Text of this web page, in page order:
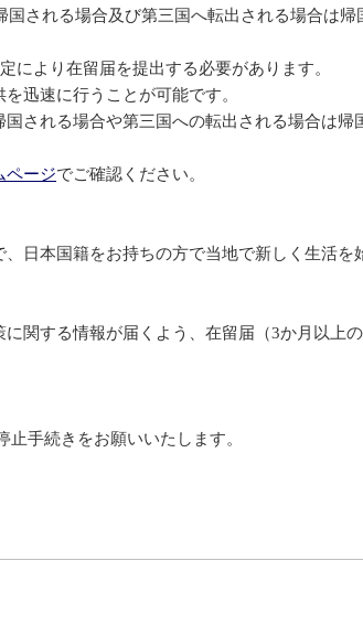
される場合及び第三国へ転出される場合は帰
より在留届を提出する必要があります。
迅速に行うことが可能です。
れる場合や第三国への転出される場合は帰
ページでご確認ください。
日本国籍をお持ちの方で当地で新しく生活を
関する情報が届くよう、在留届（3か月以上
手続きをお願いいたします。